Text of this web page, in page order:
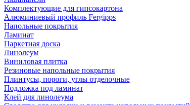
Комплектующие для гипсокартона
Алюминиевый профиль Fergipps
Напольные покрытия
Ламинат
Паркетная доска
Линолеум
Виниловая плитка
Резиновые напольные покрытия
Плинтусы, пороги, углы отделочные
Подложка под ламинат
Клей для линолеума